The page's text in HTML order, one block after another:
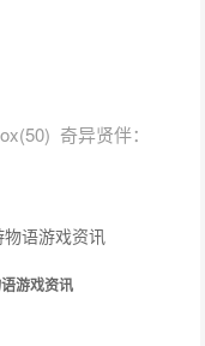
奇异贤伴：
游戏资讯